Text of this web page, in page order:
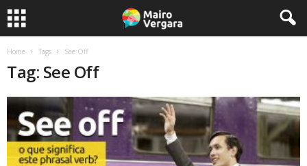
Home Tags See Off
Tag: See Off